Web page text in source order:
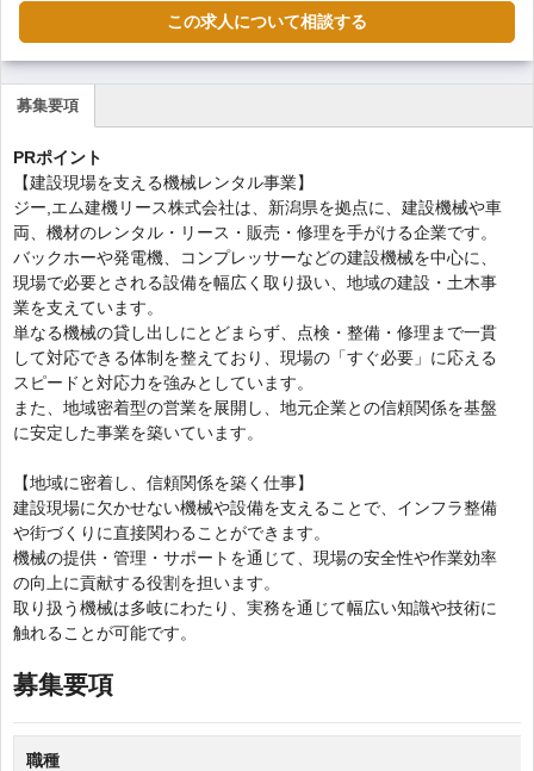
この求人について相談する
募集要項
ク
テ
ィ
ブ
な
タ
ブ)
PRポイント
【建設現場を支える機械レンタル事業】
ジー,エム建機リース株式会社は、新潟県を拠点に、建設機械や車
両、機材のレンタル・リース・販売・修理を手がける企業です。
バックホーや発電機、コンプレッサーなどの建設機械を中心に、
現場で必要とされる設備を幅広く取り扱い、地域の建設・土木事
業を支えています。
単なる機械の貸し出しにとどまらず、点検・整備・修理まで一貫
して対応できる体制を整えており、現場の「すぐ必要」に応える
スピードと対応力を強みとしています。
また、地域密着型の営業を展開し、地元企業との信頼関係を基盤
に安定した事業を築いています。
【地域に密着し、信頼関係を築く仕事】
建設現場に欠かせない機械や設備を支えることで、インフラ整備
や街づくりに直接関わることができます。
機械の提供・管理・サポートを通じて、現場の安全性や作業効率
の向上に貢献する役割を担います。
取り扱う機械は多岐にわたり、実務を通じて幅広い知識や技術に
触れることが可能です。
募集要項
職種